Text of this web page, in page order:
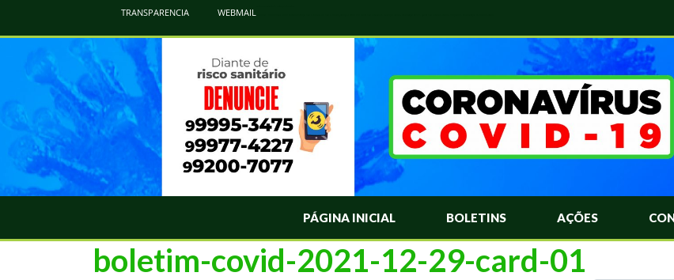
TRANSPARENCIA WEBMAIL
PÁGINA INICIAL BOLETINS AÇÕES
boletim-covid-2021-12-29-card-01